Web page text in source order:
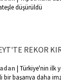
düşürüldü
REKOR
| Türkiye'nin ilk
bir başarıya daha